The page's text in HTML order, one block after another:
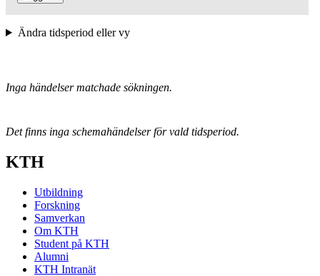
Ändra tidsperiod eller vy
Inga händelser matchade sökningen.
Det finns inga schemahändelser för vald tidsperiod.
KTH
Utbildning
Forskning
Samverkan
Om KTH
Student på KTH
Alumni
KTH Intranät